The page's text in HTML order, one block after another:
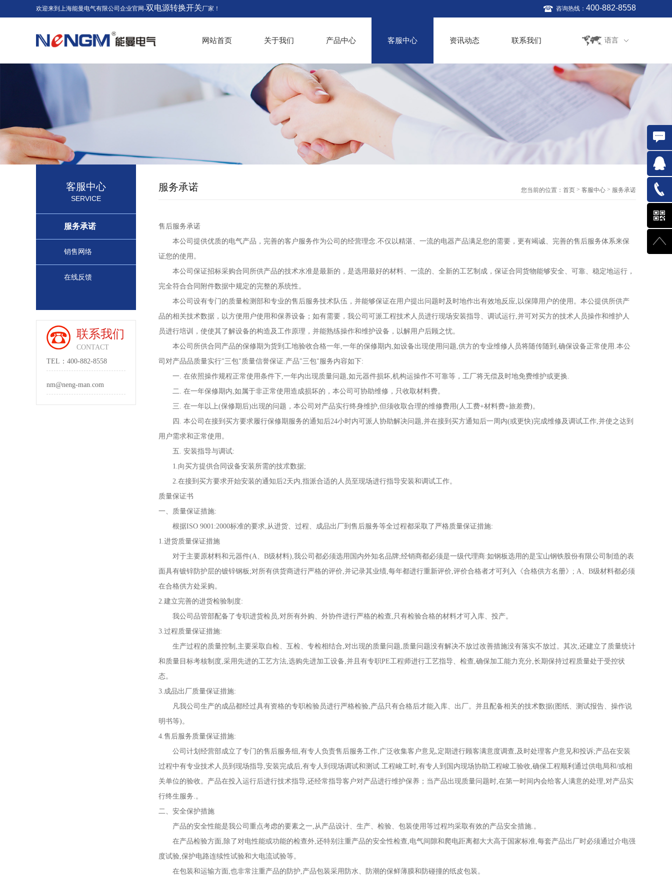
欢迎来到上海能曼电气有限公司企业官网-双电源转换开关厂家！ 咨询热线： 400-882-8558
网站首页 关于我们 产品中心 客服中心 资讯动态 联系我们 语言
客服中心
SERVICE
服务承诺
销售网络
在线反馈
联系我们
CONTACT
TEL：400-882-8558
nm@neng-man.com
服务承诺 您当前的位置： 首页 > 客服中心 > 服务承诺
售后服务承诺
本公司提供优质的电气产品，完善的客户服务作为公司的经营理念.不仅以精湛、一流的电器产品满足您的需要，更有竭诚、完善的售后服务体系来保
证您的使用。
本公司保证招标采购合同所供产品的技术水准是最新的，是选用最好的材料、一流的、全新的工艺制成，保证合同货物能够安全、可靠、稳定地运行，
完全符合合同附件数据中规定的完整的系统性。
本公司设有专门的质量检测部和专业的售后服务技术队伍，并能够保证在用户提出问题时及时地作出有效地反应,以保障用户的使用。本公提供所供产
品的相关技术数据，以方便用户使用和保养设备；如有需要，我公司可派工程技术人员进行现场安装指导、调试运行,并可对买方的技术人员操作和维护人
员进行培训，使使其了解设备的构造及工作原理，并能熟练操作和维护设备，以解用户后顾之忧。
本公司所供合同产品的保修期为货到工地验收合格一年,一年的保修期内,如设备出现使用问题,供方的专业维修人员将随传随到,确保设备正常使用.本公
司对产品品质量实行"三包"质量信誉保证.产品"三包"服务内容如下:
一. 在依照操作规程正常使用条件下,一年内出现质量问题,如元器件损坏,机构运操作不可靠等，工厂将无偿及时地免费维护或更换.
二. 在一年保修期内,如属于非正常使用造成损坏的，本公司可协助维修，只收取材料费。
三. 在一年以上(保修期后)出现的问题，本公司对产品实行终身维护,但须收取合理的维修费用(人工费+材料费+旅差费)。
四. 本公司在接到买方要求履行保修期服务的通知后24小时内可派人协助解决问题,并在接到买方通知后一周内(或更快)完成维修及调试工作,并使之达到
用户需求和正常使用。
五. 安装指导与调试:
1.向买方提供合同设备安装所需的技朮数据;
2.在接到买方要求开始安装的通知后2天内,指派合适的人员至现场进行指导安装和调试工作。
质量保证书
一、质量保证措施:
根据ISO 9001:2000标准的要求,从进货、过程、成品出厂到售后服务等全过程都采取了严格质量保证措施:
1.进货质量保证措施
对于主要原材料和元器件(A、B级材料),我公司都必须选用国内外知名品牌;经销商都必须是一级代理商:如钢板选用的是宝山钢铁股份有限公司制造的表
面具有镀锌防护层的镀锌钢板;对所有供货商进行严格的评价,并记录其业绩,每年都进行重新评价,评价合格者才可列入《合格供方名册》; A、B级材料都必须
在合格供方处采购。
2.建立完善的进货检验制度:
我公司品管部配备了专职进货检员,对所有外购、外协件进行严格的检查,只有检验合格的材料才可入库、投产。
3.过程质量保证措施:
生产过程的质量控制,主要采取自检、互检、专检相结合,对出现的质量问题,质量问题没有解决不放过改善措施没有落实不放过。其次,还建立了质量统计
和质量目标考核制度,采用先进的工艺方法,选购先进加工设备,并且有专职PE工程师进行工艺指导、检查,确保加工能力充分,长期保持过程质量处于受控状
态。
3.成品出厂质量保证措施:
凡我公司生产的成品都经过具有资格的专职检验员进行严格检验,产品只有合格后才能入库、出厂。并且配备相关的技术数据(图纸、测试报告、操作说
明书等)。
4.售后服务质量保证措施:
公司计划经营部成立了专门的售后服务组,有专人负责售后服务工作,广泛收集客户意见,定期进行顾客满意度调查,及时处理客户意见和投诉;产品在安装
过程中有专业技术人员到现场指导,安装完成后,有专人到现场调试和测试.工程峻工时,有专人到国内现场协助工程峻工验收,确保工程顺利通过供电局和/或相
关单位的验收。产品在投入运行后进行技术指导,还经常指导客户对产品进行维护保养；当产品出现质量问题时,在第一时间内会给客人满意的处理,对产品实
行终生服务.。
二、安全保护措施
产品的安全性能是我公司重点考虑的要素之一,从产品设计、生产、检验、包装使用等过程均采取有效的产品安全措施.。
在产品检验方面,除了对电性能或功能的检查外,还特别注重产品的安全性检查,电气间隙和爬电距离都大大高于国家标准,每套产品出厂时必须通过介电强
度试验,保护电路连续性试验和大电流试验等。
在包装和运输方面,也非常注重产品的防护,产品包装采用防水、防潮的保鲜薄膜和防碰撞的纸皮包装。
在线咨
询
021-